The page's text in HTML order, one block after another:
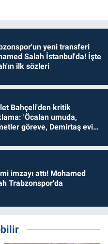
yeni transferi
Salah İstanbul'da! İşte
ilk sözleri
Bahçeli'den kritik
'Öcalan umuda,
göreve, Demirtaş evine
imzayı attı! Mohamed
Trabzonspor'da